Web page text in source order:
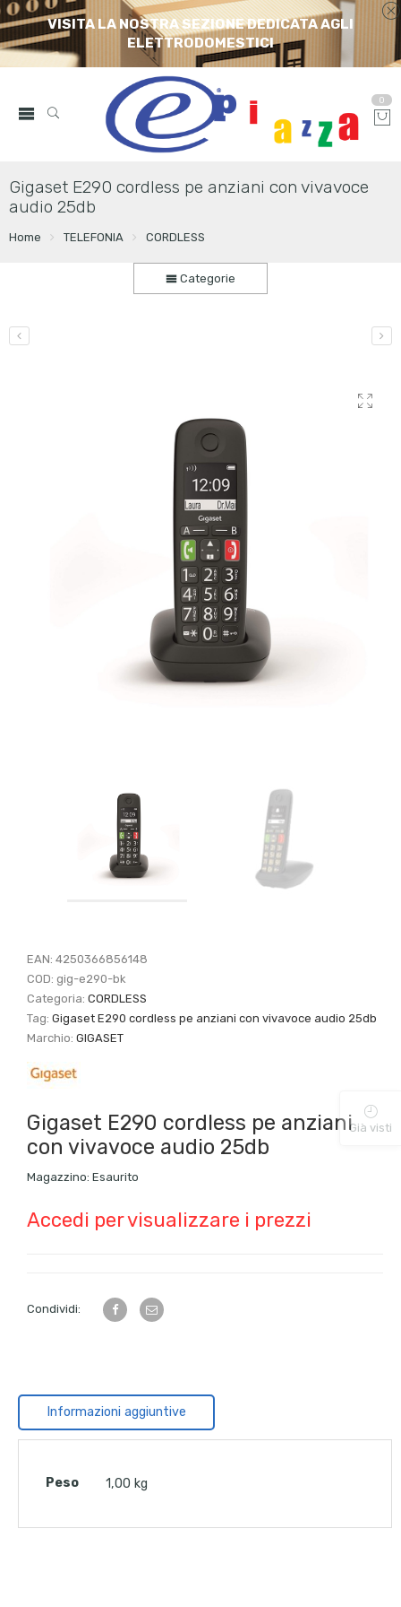
VISITA LA NOSTRA SEZIONE DEDICATA AGLI
ELETTRODOMESTICI
0
Gigaset E290 cordless pe anziani con vivavoce
audio 25db
Home TELEFONIA CORDLESS
Categorie
EAN:4250366856148
COD:gig-e290-bk
Categoria:CORDLESS
Tag:Gigaset E290 cordless pe anziani con vivavoce audio 25db
Marchio:GIGASET
Gigaset E290 cordless pe anziani
con vivavoce audio 25db
Magazzino: Esaurito
Accedi per visualizzare i prezzi
Condividi:
Informazioni aggiuntive
Peso 1,00 kg
Già visti